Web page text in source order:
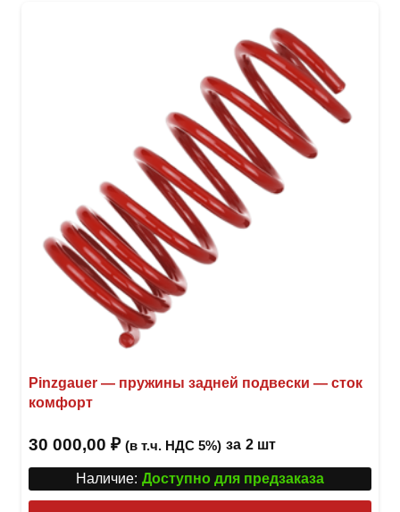
Pinzgauer — пружины задней подвески — сток
комфорт
30 000,00 ₽ (в т.ч. НДС 5%) за 2 шт
Наличие: Доступно для предзаказа